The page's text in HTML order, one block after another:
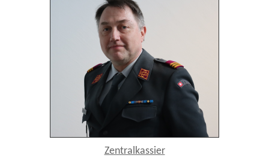
Zentralkassier